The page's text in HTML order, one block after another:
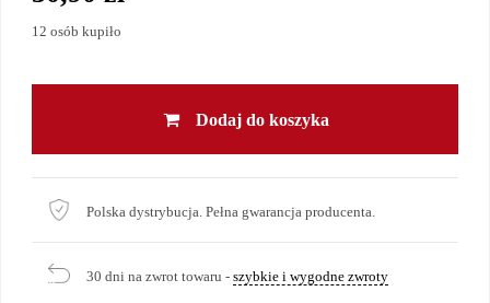
12 osób kupiło
Dodaj do koszyka
Polska dystrybucja. Pełna gwarancja producenta.
30 dni na zwrot towaru - szybkie i wygodne zwroty